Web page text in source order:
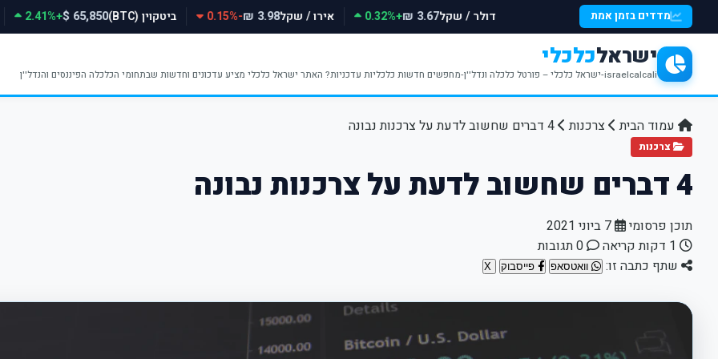
מדדים בזמן אמת דולר / שקל3.67 ₪
+0.32% אירו / שקל3.98 ₪
-0.15% ביטקוין (BTC) 65,850 $
+2.41%
ישראלכלכלי
israelcalcali-ישראל כלכלי – פורטל כלכלה ונדל''ן-מחפשים חדשות כלכליות עדכניות? האתר ישראל כלכלי מציע עדכונים וחדשות שבתחומי הכלכלה הפיננסים והנדל''ן
עמוד הבית צרכנות 4 דברים שחשוב לדעת על צרכנות נבונה
צרכנות
4 דברים שחשוב לדעת על צרכנות נבונה
תוכן פרסומי
שתף כתבה זו:
וואטסאפ פייסבוק